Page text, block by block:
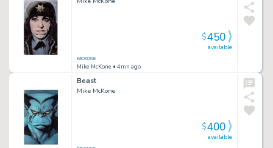
Mike McKone • 4mn ago
available
$450
Beast
Mike McKone
available
$400